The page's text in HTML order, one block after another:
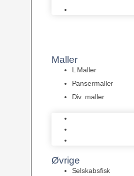
Maller
L Maller
Pansermaller
Div. maller
Øvrige
Selskabsfisk